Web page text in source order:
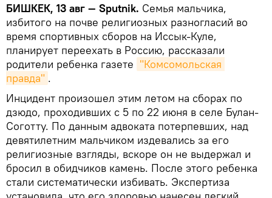
БИШКЕК, 13 авг — Sputnik. Семья мальчика,
избитого на почве религиозных разногласий во
время спортивных сборов на Иссык-Куле,
планирует переехать в Россию, рассказали
родители ребенка газете "Комсомольская
правда" .
Инцидент произошел этим летом на сборах по
дзюдо, проходивших с 5 по 22 июня в селе Булан-
Соготту. По данным адвоката потерпевших, над
девятилетним мальчиком издевались за его
религиозные взгляды, вскоре он не выдержал и
бросил в обидчиков камень. После этого ребенка
стали систематически избивать. Экспертиза